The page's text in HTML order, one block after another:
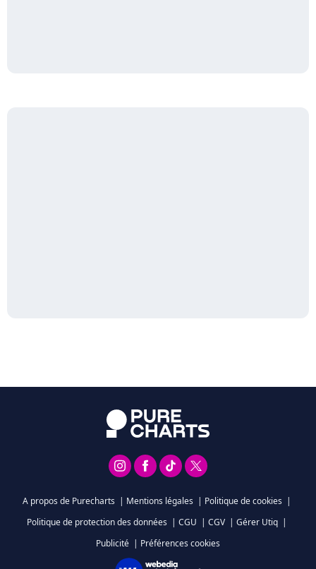
A propos de Purecharts | Mentions légales | Politique de cookies |
Politique de protection des données | CGU | CGV | Gérer Utiq |
Publicité | Préférences cookies